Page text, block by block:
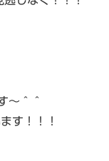
〜＾＾
す！！！